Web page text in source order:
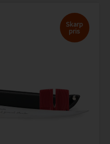
Skarp
pris